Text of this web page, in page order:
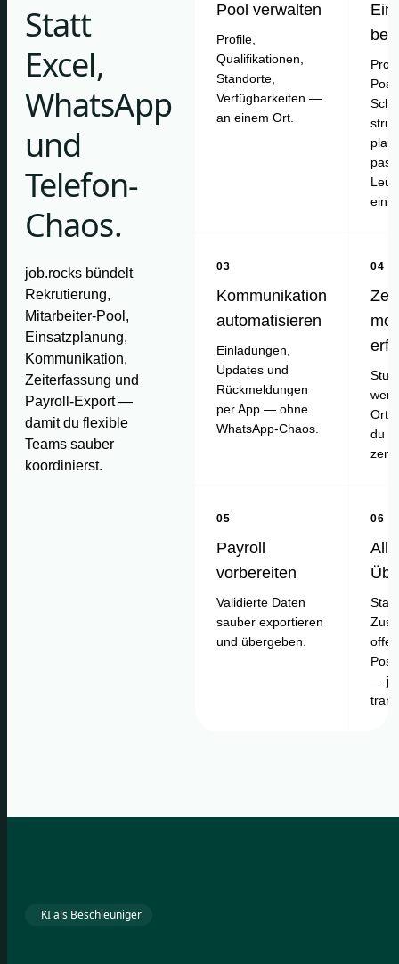
Statt
Excel,
WhatsApp
und
Telefon-
Chaos.
job.rocks bündelt
Rekrutierung,
Mitarbeiter-Pool,
Einsatzplanung,
Kommunikation,
Zeiterfassung und
Payroll-Export —
damit du flexible
Teams sauber
koordinierst.
Pool verwalten
Profile,
Qualifikationen,
Standorte,
Verfügbarkeiten —
an einem Ort.
03
Kommunikation
automatisieren
Einladungen,
Updates und
Rückmeldungen
per App — ohne
WhatsApp-Chaos.
04
Ort
du
05
Payroll
vorbereiten
Validierte Daten
sauber exportieren
und übergeben.
06
—
KI als Beschleuniger